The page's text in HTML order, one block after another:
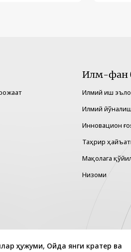
ҳужуми, Ойда янги кратер ва
Илм-фан
Илмий иш
Илмий
Инновацион
Таҳрир
Мақолага
Низоми